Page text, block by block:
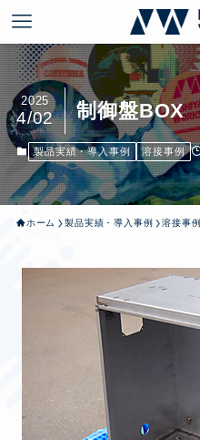
制御盤BOX
2025
4/02
製品実績・導入事例 溶接事例
ホーム 製品実績・導入事例 溶接事例